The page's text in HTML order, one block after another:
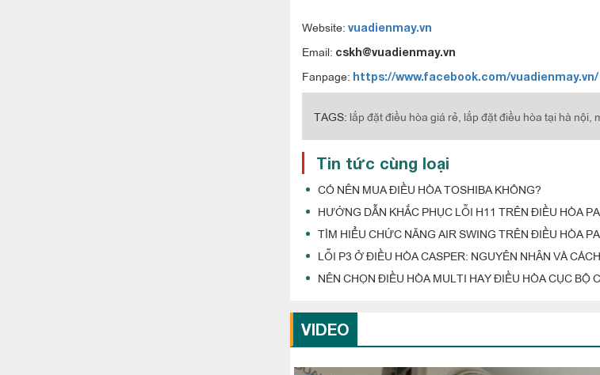
Website: vuadienmay.vn
Email: cskh@vuadienmay.vn
Fanpage: https://www.facebook.com/vuadienmay.vn/
TAGS: lắp đặt điều hòa giá rẻ, lắp đặt điều hòa tại hà nội,
Tin tức cùng loại
CÓ NÊN MUA ĐIỀU HÒA TOSHIBA KHÔNG?
HƯỚNG DẪN KHẮC PHỤC LỖI H11 TRÊN ĐIỀU HÒA
TÌM HIỂU CHỨC NĂNG AIR SWING TRÊN ĐIỀU HÒA
LỖI P3 Ở ĐIỀU HÒA CASPER: NGUYÊN NHÂN VÀ
NÊN CHỌN ĐIỀU HÒA MULTI HAY ĐIỀU HÒA CỤC BỘ
VIDEO